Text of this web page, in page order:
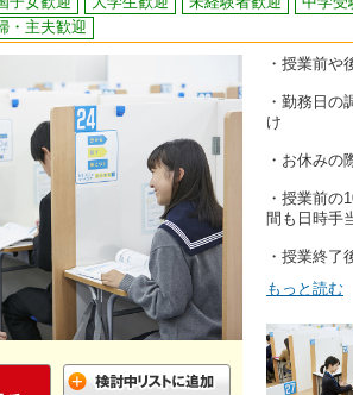
・主夫歓迎
・授業前や
・勤務日の
け
・お休みの
・授業前の
間も日時手
・授業終了
もっと読む